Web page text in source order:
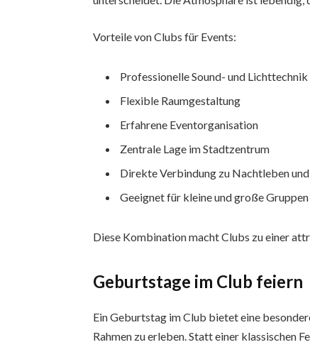
Vorteile von Clubs für Events:
Professionelle Sound- und Lichttechnik
Flexible Raumgestaltung
Erfahrene Eventorganisation
Zentrale Lage im Stadtzentrum
Direkte Verbindung zu Nachtleben
Geeignet für kleine und große Gruppen
Diese Kombination macht Clubs zu einer
Geburtstage im Club feiern
Ein Geburtstag im Club bietet eine
Rahmen zu erleben. Statt einer klassischen